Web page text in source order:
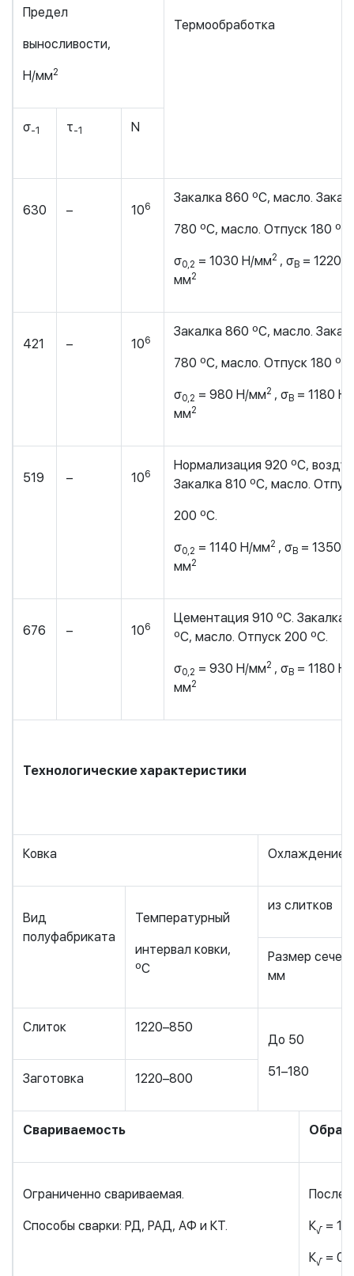
Предел
выносливости,
Н/мм2
Термообработка
σ-1 τ-1 N
630 – 106
Закалка 860 ºС, масло.
780 ºС, масло. Отпуск 180 ºС.
σ0,2 = 1030 Н/мм2 , σВ = 1220
мм2
421 – 106
Закалка 860 ºС, масло.
780 ºС, масло. Отпуск 180 ºС.
σ0,2 = 980 Н/мм2 , σВ = 1180 Н/
мм2
519 – 106
Нормализация 920 ºС,
Закалка 810 ºС, масло.
200 ºС.
σ0,2 = 1140 Н/мм2 , σВ = 1350
мм2
676 – 106
Цементация 910 ºС. Закалка
ºС, масло. Отпуск 200 ºС.
σ0,2 = 930 Н/мм2 , σВ = 1180 Н/
мм2
Технологические характеристики
Ковка Охлаждение
Вид
полуфабриката
Температурный
интервал ковки,
ºС
из слитков
Размер
мм
Слиток
1220–850
До 50
51–180
Заготовка 1220–800
Свариваемость
Ограниченно свариваемая.
Способы сварки: РД, РАД, АФ и КТ.
После
К√ =
К√ =